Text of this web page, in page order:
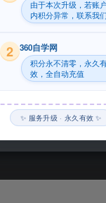
费后查看
由于本次升级，若账
内积分异常，联系我们
2 360自学网
积分永不清零，永久
效，全自动充值
✨ 服务升级 · 永久有效 ✨